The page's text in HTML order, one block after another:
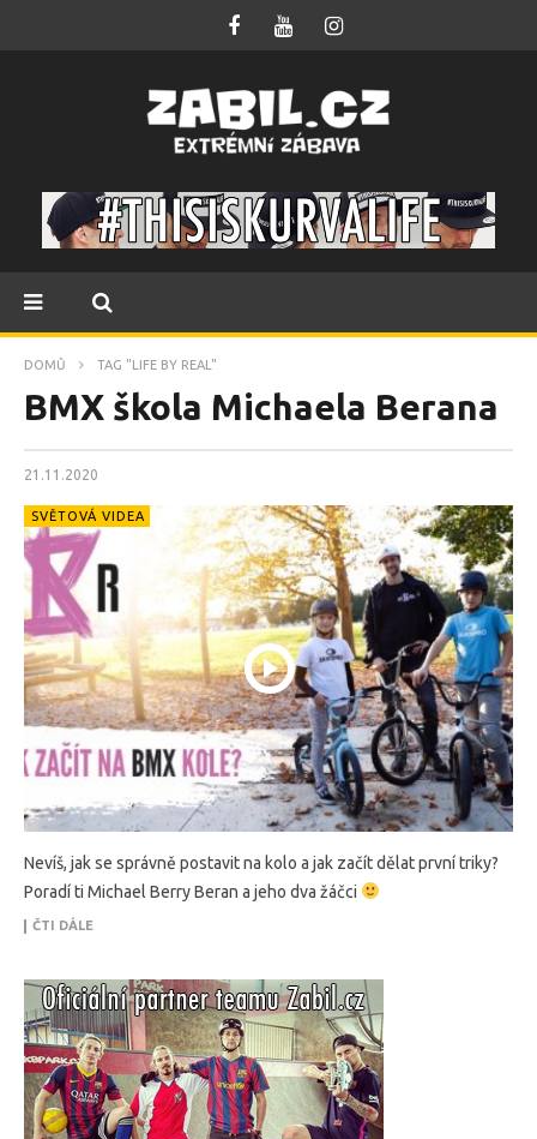
DOMŮ TAG "LIFE BY REAL"
BMX škola Michaela Berana
21.11.2020
SVĚTOVÁ VIDEA
Nevíš, jak se správně postavit na kolo a jak začít dělat první triky?
Poradí ti Michael Berry Beran a jeho dva žáčci
ČTI DÁLE